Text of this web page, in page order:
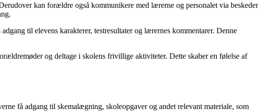
kan forældre også kommunikere med lærerne og personalet via beskeder
til elevens karakterer, testresultater og lærernes kommentarer. Denne
og deltage i skolens frivillige aktiviteter. Dette skaber en følelse af
få adgang til skemalægning, skoleopgaver og andet relevant materiale, som